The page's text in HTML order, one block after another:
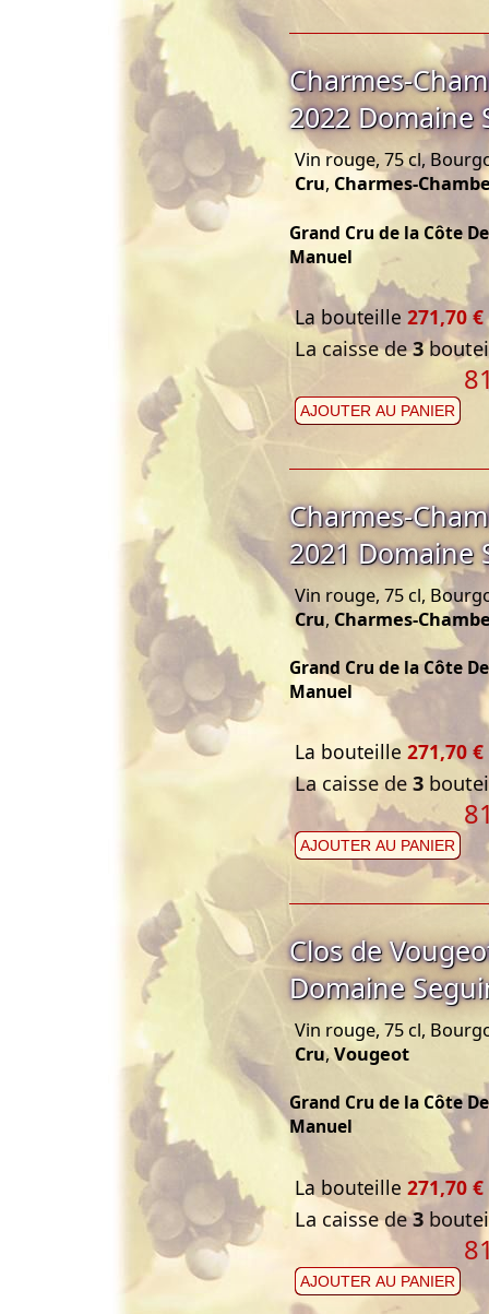
Charmes-
2022 Domaine
Vin rouge, 75 cl,
Cru, Charmes-
Grand Cru de la Côte
Manuel
La bouteille 271,70 €
La caisse de3
AJOUTER AU PANIER
Charmes-
2021 Domaine
Vin rouge, 75 cl,
Cru, Charmes-
Grand Cru de la Côte
Manuel
La bouteille 271,70 €
La caisse de 3
AJOUTER AU PANIER
Clos de
Domaine
Vin rouge, 75 cl,
Cru,Vougeot
Grand Cru de la Côte
Manuel
La bouteille 271,70 €
La caisse de3
AJOUTER AU PANIER